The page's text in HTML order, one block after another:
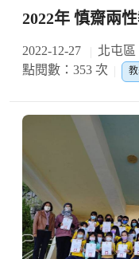
2022年 慎齋兩
2022-12-27
北屯
點閱數：353 次